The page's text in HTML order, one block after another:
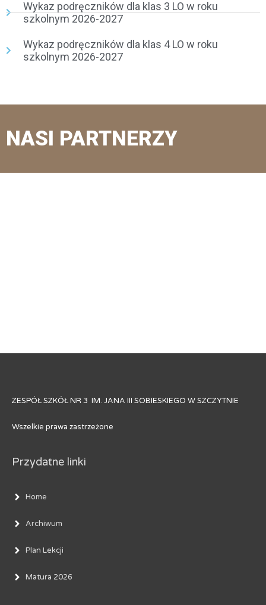
Wykaz podręczników dla klas 3 LO w roku
szkolnym 2026-2027
Wykaz podręczników dla klas 4 LO w roku
szkolnym 2026-2027
NASI PARTNERZY
ZESPÓŁ SZKÓŁ NR 3 IM. JANA III SOBIESKIEGO W SZCZYTNIE
Wszelkie prawa zastrzeżone
Przydatne linki
Home
Archiwum
Plan Lekcji
Matura 2026